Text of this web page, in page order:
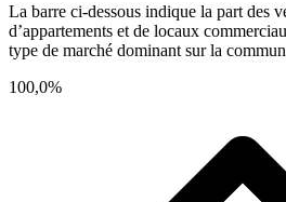
La barre ci-dessous indique la part des
d’appartements et de locaux
type de marché dominant sur la
100,0%